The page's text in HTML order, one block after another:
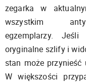
zegarka w
wszystkim
egzemplarzy.
oryginalne szlify i
stan może przynieść
W większości